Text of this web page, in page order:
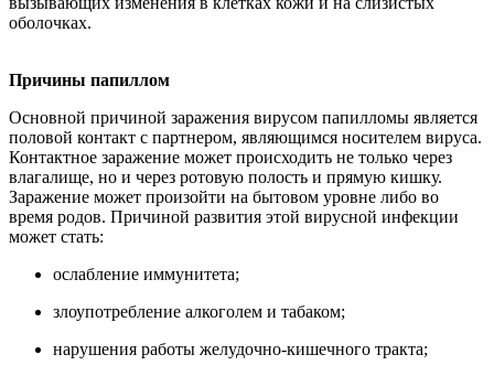
оболочках.
Причины папиллом
Основной причиной заражения вирусом папилломы является
половой контакт с партнером, являющимся носителем вируса.
Контактное заражение может происходить не только через
влагалище, но и через ротовую полость и прямую кишку.
Заражение может произойти на бытовом уровне либо во
время родов. Причиной развития этой вирусной инфекции
может стать:
ослабление иммунитета;
злоупотребление алкоголем и табаком;
нарушения работы желудочно-кишечного тракта;